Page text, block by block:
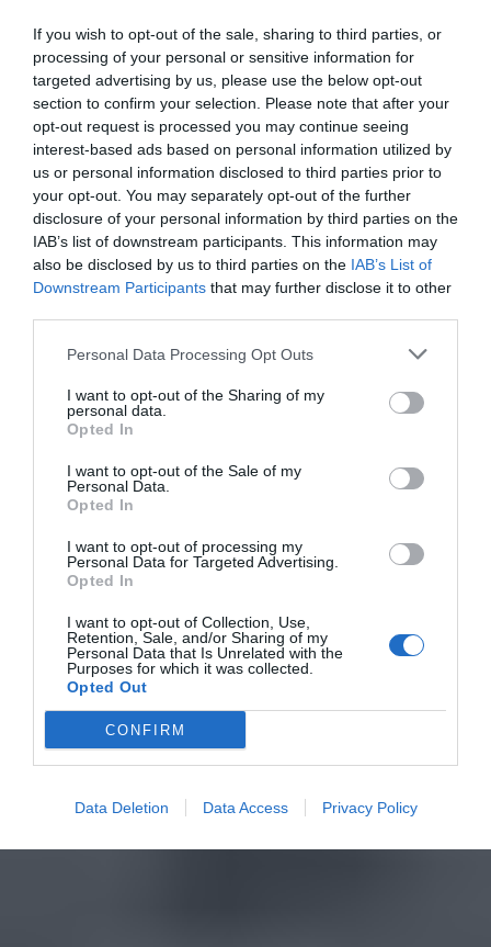
If you wish to opt-out of the sale, sharing to third parties, or
processing of your personal or sensitive information for
targeted advertising by us, please use the below opt-out
section to confirm your selection. Please note that after your
opt-out request is processed you may continue seeing
interest-based ads based on personal information utilized by
us or personal information disclosed to third parties prior to
your opt-out. You may separately opt-out of the further
disclosure of your personal information by third parties on the
IAB’s list of downstream participants. This information may
also be disclosed by us to third parties on the IAB’s List of
Downstream Participants that may further disclose it to other
Personal Data Processing Opt Outs
I want to opt-out of the Sharing of my
personal data.
Opted In
I want to opt-out of the Sale of my
Personal Data.
Opted In
I want to opt-out of processing my
Personal Data for Targeted Advertising.
Opted In
I want to opt-out of Collection, Use,
Retention, Sale, and/or Sharing of my
Personal Data that Is Unrelated with the
Purposes for which it was collected.
Opted Out
CONFIRM
Data Deletion Data Access Privacy Policy